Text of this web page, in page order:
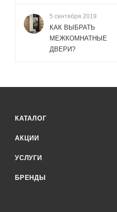
5 сентября 2019
КАК ВЫБРАТЬ
МЕЖКОМНАТНЫЕ
ДВЕРИ?
КАТАЛОГ
АКЦИИ
УСЛУГИ
БРЕНДЫ